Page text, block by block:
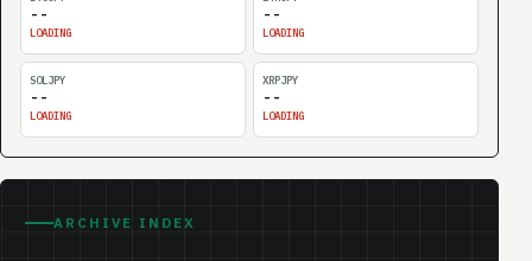
--
LOADING
--
LOADING
SOLJPY
--
LOADING
XRPJPY
--
LOADING
ARCHIVE INDEX